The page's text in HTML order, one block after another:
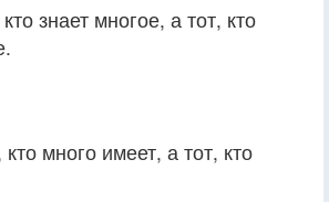
знает многое, а тот, кто
кто много имеет, а тот, кто